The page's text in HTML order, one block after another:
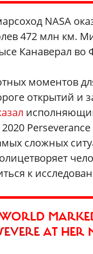
NASA
472 млн км.
Канаверал во
моментов
открытий и
сложных
к
AT HER